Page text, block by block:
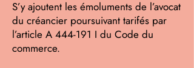
S’y ajoutent les émoluments de l’avocat
du créancier poursuivant tarifés par
l’article A 444-191 I du Code du
commerce.